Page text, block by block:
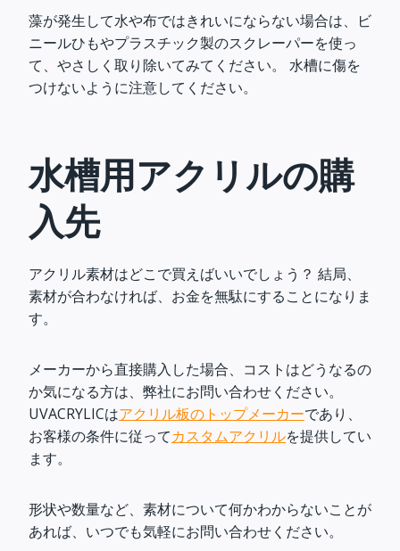
藻が発生して水や布ではきれいにならない場合は、ビ
ニールひもやプラスチック製のスクレーパーを使っ
て、やさしく取り除いてみてください。 水槽に傷を
つけないように注意してください。
水槽用アクリルの購
入先
アクリル素材はどこで買えばいいでしょう？ 結局、
素材が合わなければ、お金を無駄にすることになりま
す。
メーカーから直接購入した場合、コストはどうなるの
か気になる方は、弊社にお問い合わせください。
UVACRYLICはアクリル板のトップメーカーであり、
お客様の条件に従ってカスタムアクリルを提供してい
ます。
形状や数量など、素材について何かわからないことが
あれば、いつでも気軽にお問い合わせください。